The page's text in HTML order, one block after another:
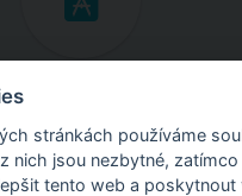
manuály
s teoretickými i praktickými
použití programů.
stránkách používáme
nich jsou nezbytné, zatímco
tento web a poskytnout